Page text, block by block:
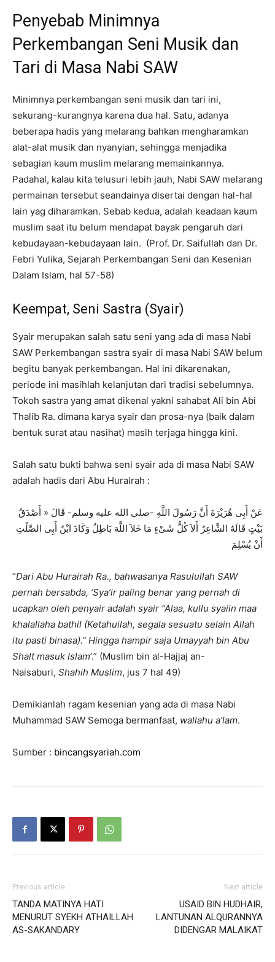
Penyebab Minimnya
Perkembangan Seni Musik dan
Tari di Masa Nabi SAW
Minimnya perkembangan seni musik dan tari ini,
sekurang-kurangnya karena dua hal. Satu, adanya
beberapa hadis yang melarang bahkan mengharamkan
alat-alat musik dan nyanyian, sehingga menjadika
sebagian kaum muslim melarang memainkannya.
Padahal, kalau kita telusuri lebih jauh, Nabi SAW melarang
permainan tersebut seandainya disertai dengan hal-hal
lain yag diharamkan. Sebab kedua, adalah keadaan kaum
muslim saat itu belum mendapat bayak pengaruh dari
kebudayaan-kebudayaan lain. (Prof. Dr. Saifullah dan Dr.
Febri Yulika, Sejarah Perkembangan Seni dan Kesenian
Dalam Islam, hal 57-58)
Keempat, Seni Sastra (Syair)
Syair merupakan salah satu seni yang ada di masa Nabi
SAW Perkembangan sastra syair di masa Nabi SAW belum
begitu banyak perkembangan. Hal ini dikarenakan,
periode ini masihlah kelanjutan dari tradisi sebelumnya.
Tokoh sastra yang amat dikenal yakni sahabat Ali bin Abi
Thalib Ra. dimana karya syair dan prosa-nya (baik dalam
bentuk surat atau nasihat) masih terjaga hingga kini.
Salah satu bukti bahwa seni syair ada di masa Nabi SAW
adalah hadis dari Abu Hurairah :
عَنْ أَبِى هُرَيْرَةَ أَنَّ رَسُولَ اللَّهِ -صلى الله عليه وسلم- قَالَ « أَصْدَقُ
بَيْتٍ قَالَهُ الشَّاعِرُ أَلاَ كُلُّ شَىْءٍ مَا خَلاَ اللَّهَ بَاطِلٌ وَكَادَ ابْنُ أَبِى الصَّلْتِ
أَنْ يُسْلِمَ
“Dari Abu Hurairah Ra., bahwasanya Rasulullah SAW
pernah bersabda, ‘Sya’ir paling benar yang pernah di
ucapkan oleh penyair adalah syair “Alaa, kullu syaiin maa
khalallaha bathil (Ketahuilah, segala sesuatu selain Allah
itu pasti binasa).” Hingga hampir saja Umayyah bin Abu
Shalt masuk Islam’.” (Muslim bin al-Hajjaj an-
Naisaburi, Shahih Muslim, jus 7 hal 49)
Demikianlah ragam kesenian yang ada di masa Nabi
Muhammad SAW Semoga bermanfaat, wallahu a’lam.
Sumber : bincangsyariah.com
Previous article
TANDA MATINYA HATI
MENURUT SYEKH ATHAILLAH
AS-SAKANDARY
Next article
USAID BIN HUDHAIR,
LANTUNAN ALQURANNYA
DIDENGAR MALAIKAT